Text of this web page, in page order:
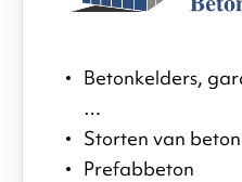
Betonkelders,
…
Storten van beton
Prefabbeton